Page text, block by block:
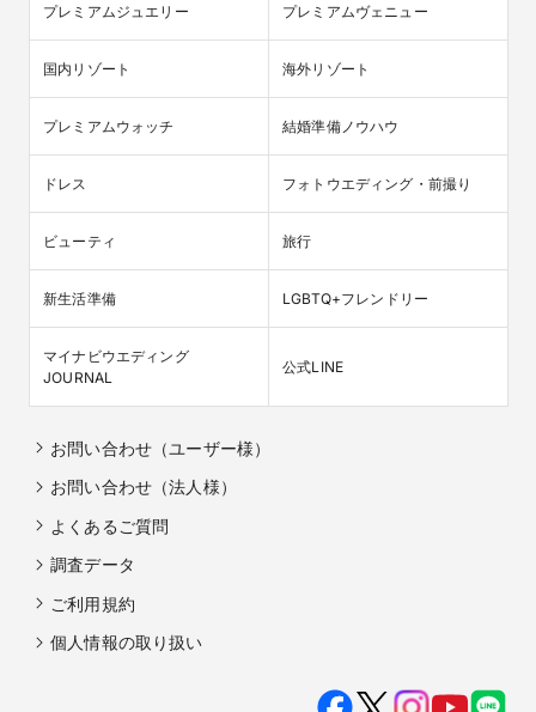
プレミアムジュエリー プレミアムヴェニュー
国内リゾート 海外リゾート
プレミアムウォッチ 結婚準備ノウハウ
ドレス フォトウエディング・前撮り
ビューティ 旅行
新生活準備 LGBTQ+フレンドリー
マイナビウエディング
JOURNAL
公式LINE
お問い合わせ（ユーザー様）
お問い合わせ（法人様）
よくあるご質問
調査データ
ご利用規約
個人情報の取り扱い